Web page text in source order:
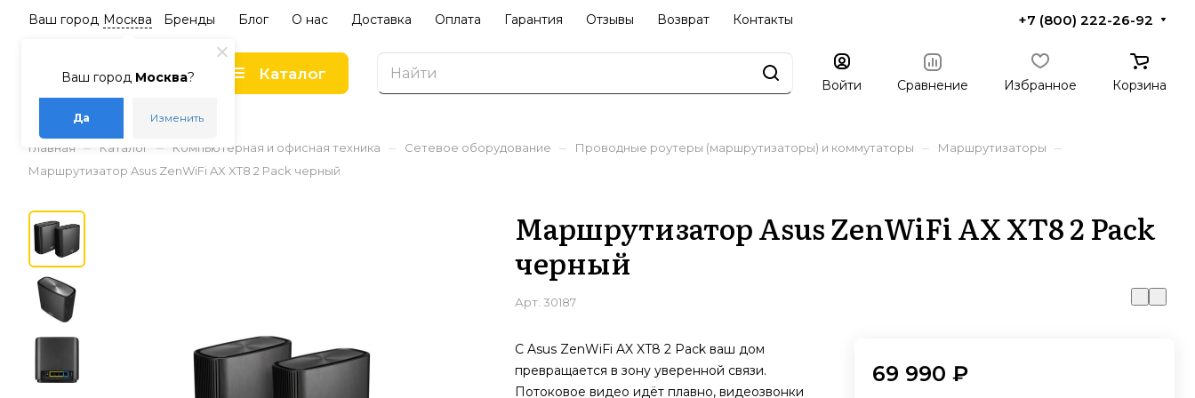
Ваш город Москва?
Да Изменить
Ваш город Москва Бренды Блог О нас Доставка Оплата Гарантия Отзывы Возврат Контакты +7 (800) 222-26-92
Каталог
Войти Сравнение Избранное Корзина
Главная – Каталог – Компьютерная и офисная техника – Сетевое оборудование – Проводные роутеры (маршрутизаторы) и коммутаторы – Маршрутизаторы –
Маршрутизатор Asus ZenWiFi AX XT8 2 Pack черный
Маршрутизатор Asus ZenWiFi AX XT8 2 Pack
черный
Арт. 30187
С Asus ZenWiFi AX XT8 2 Pack ваш дом
превращается в зону уверенной связи.
Потоковое видео идёт плавно, видеозвонки
69 990 ₽